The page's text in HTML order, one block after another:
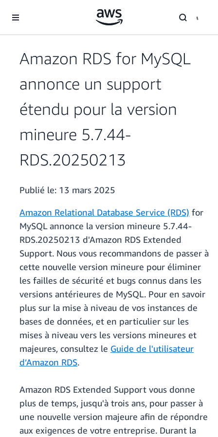
Amazon RDS for MySQL
annonce un support
étendu pour la version
mineure 5.7.44-
RDS.20250213
Publié le: 13 mars 2025
Amazon Relational Database Service (RDS) for
MySQL annonce la version mineure 5.7.44-
RDS.20250213 d'Amazon RDS Extended
Support. Nous vous recommandons de passer à
cette nouvelle version mineure pour éliminer
les failles de sécurité et bugs connus dans les
versions antérieures de MySQL. Pour en savoir
plus sur la mise à niveau de vos instances de
bases de données, et en particulier sur les
mises à niveau vers les versions mineures et
majeures, consultez le Guide de l'utilisateur
d’Amazon RDS.
Amazon RDS Extended Support vous donne
plus de temps, jusqu'à trois ans, pour passer à
une nouvelle version majeure afin de répondre
aux exigences de votre entreprise. Durant la